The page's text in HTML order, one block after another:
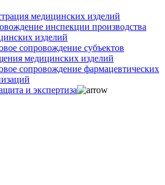
медицинских изделий
инспекции производства
изделий
сопровождение субъектов
медицинских изделий
сопровождение фармацевтических
и экспертиза